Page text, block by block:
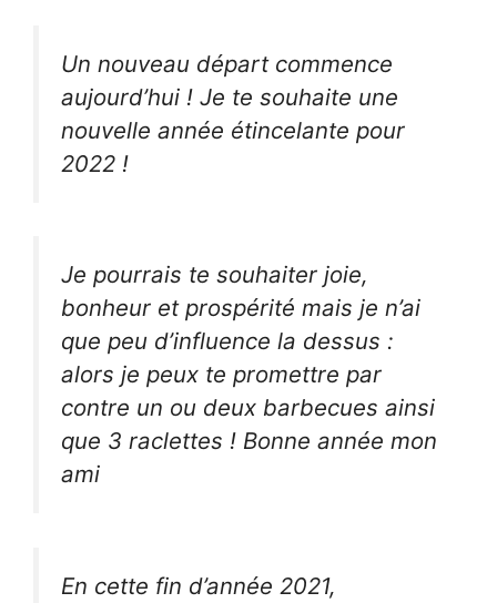
Un nouveau départ commence
aujourd’hui ! Je te souhaite une
nouvelle année étincelante pour
2022 !
Je pourrais te souhaiter joie,
bonheur et prospérité mais je n’ai
que peu d’influence la dessus :
alors je peux te promettre par
contre un ou deux barbecues ainsi
que 3 raclettes ! Bonne année mon
ami
En cette fin d’année 2021,